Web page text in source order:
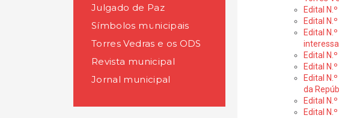
Julgado de Paz
Símbolos municipais
Torres Vedras e os ODS
Revista municipal
Jornal municipal
Edital
Edital
Edital
Edital
Edital
Edital
da
Edital
Edital